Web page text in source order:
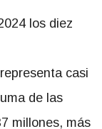
los diez
casi
de las
millones, más